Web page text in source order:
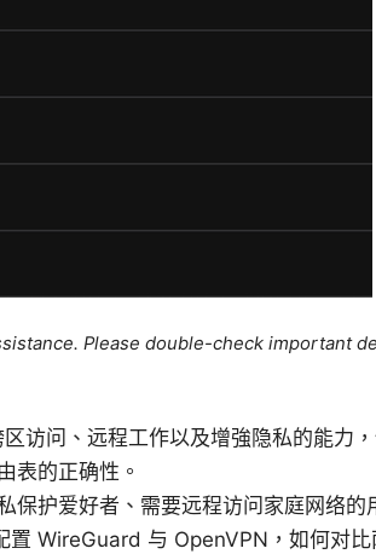
Please double-check important
访问、远程工作以及增強隐私的能力
表的正确性。
保护爱好者、需要远程访问家庭网络的
WireGuard 与 OpenVPN，如何对